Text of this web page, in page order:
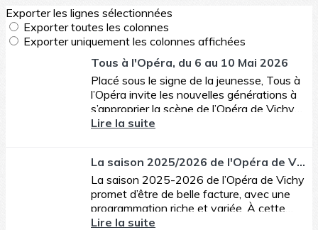
Exporter les lignes sélectionnées
Exporter toutes les colonnes
Exporter uniquement les colonnes affichées
Tous à l'Opéra, du 6 au 10 Mai 2026
Placé sous le signe de la jeunesse, Tous à
l’Opéra invite les nouvelles générations à
s’approprier la scène de l’Opéra de Vichy
du 6 au 10 mai 2026.
Lire la suite
La saison 2025/2026 de l'Opéra de Vichy
La saison 2025-2026 de l’Opéra de Vichy
promet d’être de belle facture, avec une
programmation riche et variée. À cette
occasion, l’Opéra de Vichy accueillera
Lire la suite